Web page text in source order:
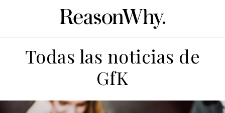
Todas las noticias de
GfK